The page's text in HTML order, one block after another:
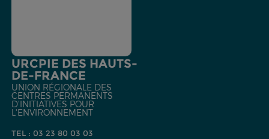
URCPIE DES HAUTS-
DE-FRANCE
UNION RÉGIONALE DES
CENTRES PERMANENTS
D'INITIATIVES POUR
L'ENVIRONNEMENT
TEL : 03 23 80 03 03